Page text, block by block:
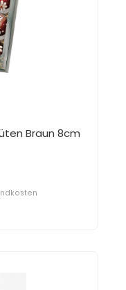
Braun 8cm